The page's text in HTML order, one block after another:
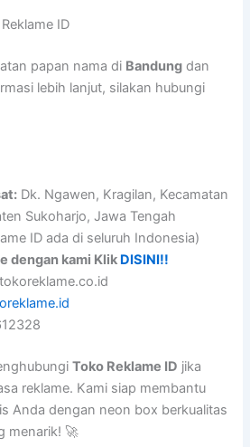
ID
papan nama di Bandung dan
lebih lanjut, silakan hubungi
Dk. Ngawen, Kragilan, Kecamatan
Sukoharjo, Jawa Tengah
ID ada di seluruh Indonesia)
dengan kami Klik DISINI!!
Toko Reklame ID jika
reklame. Kami siap membantu
Anda dengan neon box berkualitas
menarik! 🚀